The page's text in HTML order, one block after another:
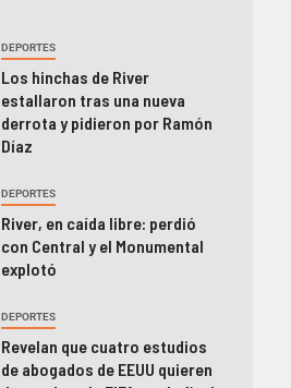
DEPORTES
Los hinchas de River
estallaron tras una nueva
derrota y pidieron por Ramón
Díaz
DEPORTES
River, en caída libre: perdió
con Central y el Monumental
explotó
DEPORTES
Revelan que cuatro estudios
de abogados de EEUU quieren